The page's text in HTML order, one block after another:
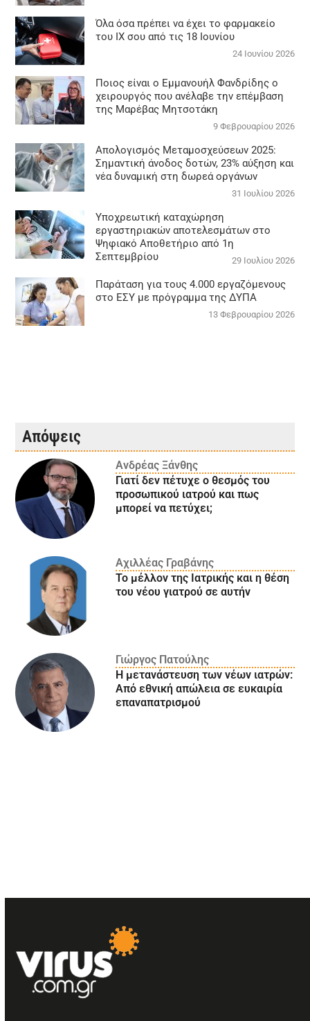
Όλα όσα πρέπει να έχει το φαρμακείο
του ΙΧ σου από τις 18 Ιουνίου
24 Ιουνίου 2026
Ποιος είναι ο Εμμανουήλ Φανδρίδης ο
χειρουργός που ανέλαβε την επέμβαση
της Μαρέβας Μητσοτάκη
9 Φεβρουαρίου 2026
Απολογισμός Μεταμοσχεύσεων 2025:
Σημαντική άνοδος δοτών, 23% αύξηση και
νέα δυναμική στη δωρεά οργάνων
31 Ιουλίου 2026
Υποχρεωτική καταχώρηση
εργαστηριακών αποτελεσμάτων στο
Ψηφιακό Αποθετήριο από 1η
Σεπτεμβρίου
29 Ιουλίου 2026
Παράταση για τους 4.000 εργαζόμενους
στο ΕΣΥ με πρόγραμμα της ΔΥΠΑ
13 Φεβρουαρίου 2026
Απόψεις
Ανδρέας Ξάνθης
Γιατί δεν πέτυχε ο θεσμός του
προσωπικού ιατρού και πως
μπορεί να πετύχει;
Αχιλλέας Γραβάνης
Το μέλλον της Ιατρικής και η θέση
του νέου γιατρού σε αυτήν
Γιώργος Πατούλης
Η μετανάστευση των νέων ιατρών:
Aπό εθνική απώλεια σε ευκαιρία
επαναπατρισμού